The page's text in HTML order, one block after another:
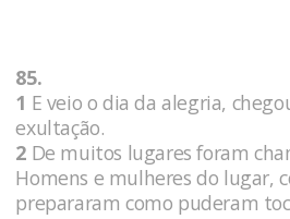
85.
1 E veio o dia da alegria,
exultação.
2 De muitos lugares foram
Homens e mulheres do lugar,
prepararam como puderam